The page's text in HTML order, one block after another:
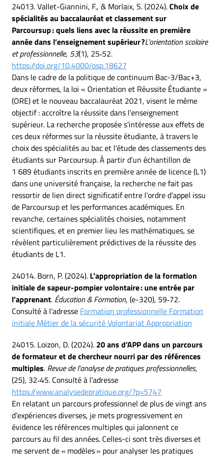
24013. Vallet-Giannini, F., & Morlaix, S. (2024).Choix de
spécialités au baccalauréat et classement sur
Parcoursup : quels liens avec la réussite en première
année dans l’enseignement supérieur ?L’orientation scolaire
et professionnelle, 53(1), 25‑52.
https://doi.org/10.4000/osp.18627
Dans le cadre de la politique de continuum Bac-3/Bac+3,
deux réformes, la loi « Orientation et Réussite Étudiante »
(ORE) et le nouveau baccalauréat 2021, visent le même
objectif : accroître la réussite dans l’enseignement
supérieur. La recherche proposée s’intéresse aux effets de
ces deux réformes sur la réussite étudiante, à travers le
choix des spécialités au bac et l’étude des classements des
étudiants sur Parcoursup. À partir d’un échantillon de
1 689 étudiants inscrits en première année de licence (L1)
dans une université française, la recherche ne fait pas
ressortir de lien direct significatif entre l’ordre d’appel issu
de Parcoursup et les performances académiques. En
revanche, certaines spécialités choisies, notamment
scientifiques, et en premier lieu les mathématiques, se
révèlent particulièrement prédictives de la réussite des
étudiants de L1.
24014. Born, P. (2024). L’appropriation de la formation
initiale de sapeur-pompier volontaire : une entrée par
l’apprenant. Éducation & Formation, (e-320), 59‑72.
Consulté à l’adresse Formation professionnelle Formation
initiale Métier de la sécurité Volontariat Appropriation
24015. Loizon, D. (2024). 20 ans d’APP dans un parcours
de formateur et de chercheur nourri par des références
multiples. Revue de l’analyse de pratiques professionnelles,
(25), 32‑45. Consulté à l’adresse
https://www.analysedepratique.org/?p=5747
En relatant un parcours professionnel de plus de vingt ans
d’expériences diverses, je mets progressivement en
évidence les références multiples qui jalonnent ce
parcours au fil des années. Celles-ci sont très diverses et
me servent de « modèles » pour analyser les pratiques